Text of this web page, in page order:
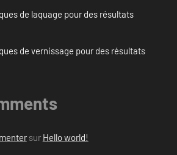
de laquage pour des résultats
de vernissage pour des résultats
sur Hello world!